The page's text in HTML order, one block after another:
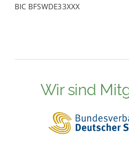
BIC BFSWDE33XXX
Wir sind